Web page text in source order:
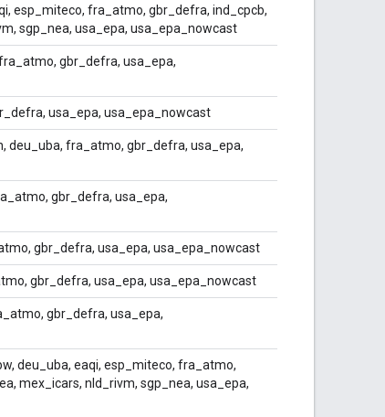
esp_miteco, fra_atmo, gbr_defra, ind_cpcb,
sgp_nea, usa_epa, usa_epa_nowcast
gbr_defra, usa_epa,
usa_epa, usa_epa_nowcast
deu_uba, fra_atmo, gbr_defra, usa_epa,
gbr_defra, usa_epa,
gbr_defra, usa_epa, usa_epa_nowcast
gbr_defra, usa_epa, usa_epa_nowcast
gbr_defra, usa_epa,
deu_uba, eaqi, esp_miteco, fra_atmo,
mex_icars, nld_rivm, sgp_nea, usa_epa,